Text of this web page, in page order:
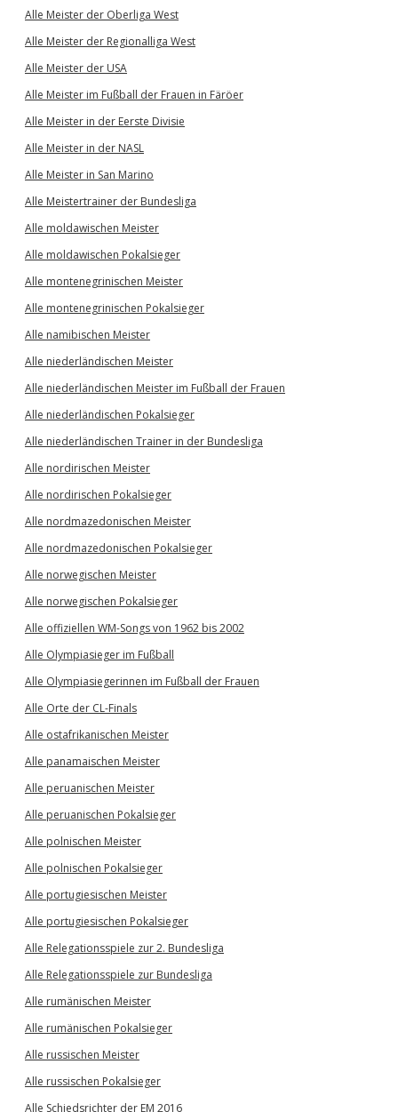
Alle Meister der Oberliga West
Alle Meister der Regionalliga West
Alle Meister der USA
Alle Meister im Fußball der Frauen in Färöer
Alle Meister in der Eerste Divisie
Alle Meister in der NASL
Alle Meister in San Marino
Alle Meistertrainer der Bundesliga
Alle moldawischen Meister
Alle moldawischen Pokalsieger
Alle montenegrinischen Meister
Alle montenegrinischen Pokalsieger
Alle namibischen Meister
Alle niederländischen Meister
Alle niederländischen Meister im Fußball der Frauen
Alle niederländischen Pokalsieger
Alle niederländischen Trainer in der Bundesliga
Alle nordirischen Meister
Alle nordirischen Pokalsieger
Alle nordmazedonischen Meister
Alle nordmazedonischen Pokalsieger
Alle norwegischen Meister
Alle norwegischen Pokalsieger
Alle offiziellen WM-Songs von 1962 bis 2002
Alle Olympiasieger im Fußball
Alle Olympiasiegerinnen im Fußball der Frauen
Alle Orte der CL-Finals
Alle ostafrikanischen Meister
Alle panamaischen Meister
Alle peruanischen Meister
Alle peruanischen Pokalsieger
Alle polnischen Meister
Alle polnischen Pokalsieger
Alle portugiesischen Meister
Alle portugiesischen Pokalsieger
Alle Relegationsspiele zur 2. Bundesliga
Alle Relegationsspiele zur Bundesliga
Alle rumänischen Meister
Alle rumänischen Pokalsieger
Alle russischen Meister
Alle russischen Pokalsieger
Alle Schiedsrichter der EM 2016